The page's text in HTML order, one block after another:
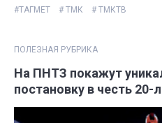
#ТАГМЕТ # ТМК # ТМКТВ
ПОЛЕЗНАЯ РУБРИКА
На ПНТЗ покажут
постановку в честь